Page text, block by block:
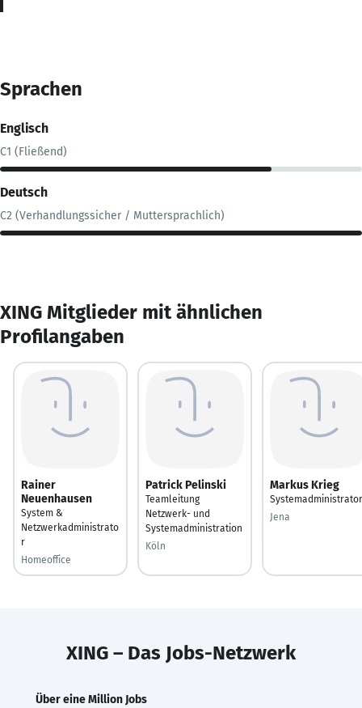
Sprachen
Englisch
C1 (Fließend)
Deutsch
C2 (Verhandlungssicher / Muttersprachlich)
XING Mitglieder mit ähnlichen
Profilangaben
Rainer
Neuenhausen
System &
Netzwerkadministrato
r
Homeoffice
Patrick Pelinski
Teamleitung
Netzwerk- und
Systemadministration
Köln
Markus Krieg
Systemadministrator
Jena
XING – Das Jobs-Netzwerk
Über eine Million Jobs